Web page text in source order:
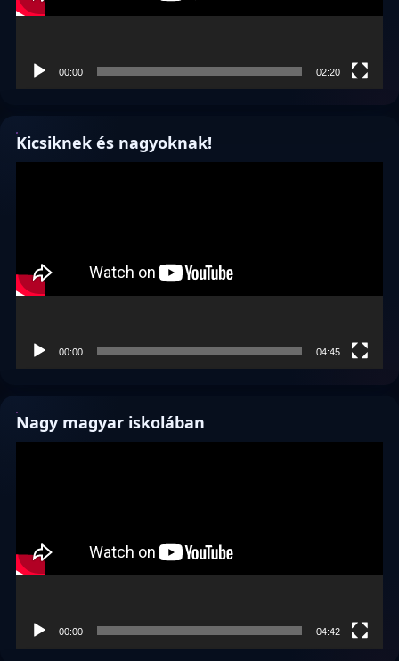
00:00 02:20
Kicsiknek és nagyoknak!
00:00 04:45
Nagy magyar iskolában
00:00 04:42